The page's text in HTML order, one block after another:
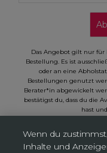
Das Angebot gilt nur
Bestellung. Es ist
oder an eine
Bestellungen genutzt
Berater*in abgewickelt
bestätigst du, dass du die
hast
Wenn du
Inhalte und